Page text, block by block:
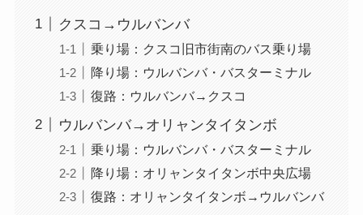
クスコ→ウルバンバ
乗り場：クスコ旧市街南のバス乗り場
降り場：ウルバンバ・バスターミナル
復路：ウルバンバ→クスコ
ウルバンバ→オリャンタイタンボ
乗り場：ウルバンバ・バスターミナル
降り場：オリャンタイタンボ中央広場
復路：オリャンタイタンボ→ウルバンバ